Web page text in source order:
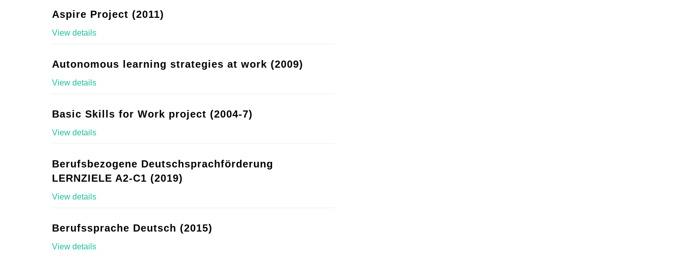
Aspire Project (2011)
View details
Autonomous learning strategies at work (2009)
View details
Basic Skills for Work project (2004-7)
View details
Berufsbezogene Deutschsprachförderung
LERNZIELE A2-C1 (2019)
View details
Berufssprache Deutsch (2015)
View details